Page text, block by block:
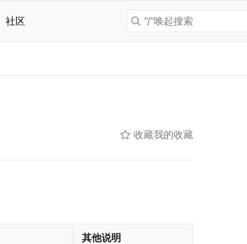
社区 “/”唤起搜索
收藏我的收藏
其他说明